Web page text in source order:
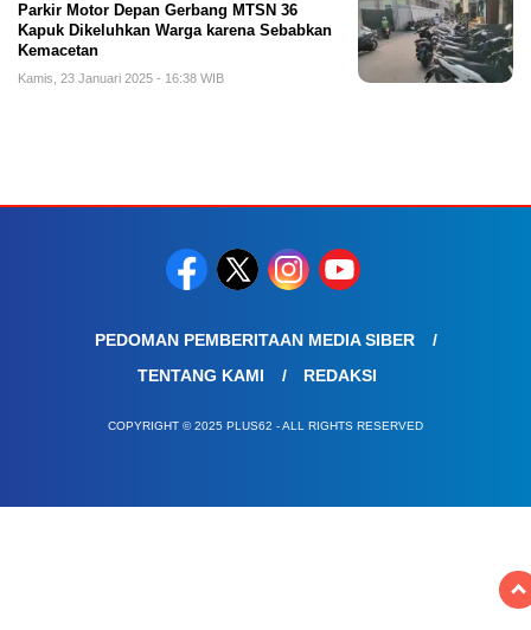
Parkir Motor Depan Gerbang MTSN 36
Kapuk Dikeluhkan Warga karena Sebabkan
Kemacetan
Kamis, 23 Januari 2025 - 16:38 WIB
PEDOMAN PEMBERITAAN MEDIA SIBER
TENTANG KAMI
REDAKSI
COPYRIGHT © 2025 PLUS62 - ALL RIGHTS RESERVED